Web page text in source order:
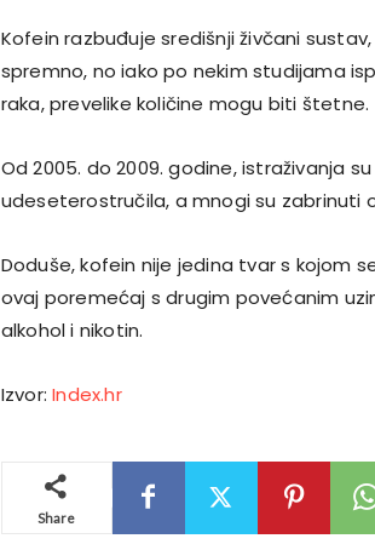
Kofein razbuđuje središnji živčani
spremno, no iako po nekim studijama
raka, prevelike količine mogu biti štetne.
Od 2005. do 2009. godine, istraživanja
udeseterostručila, a mnogi su zabrinuti
Doduše, kofein nije jedina tvar s kojom
ovaj poremećaj s drugim povećanim
alkohol i nikotin.
Izvor:Index.hr
Share